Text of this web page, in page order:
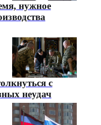
нужное
с
неудач